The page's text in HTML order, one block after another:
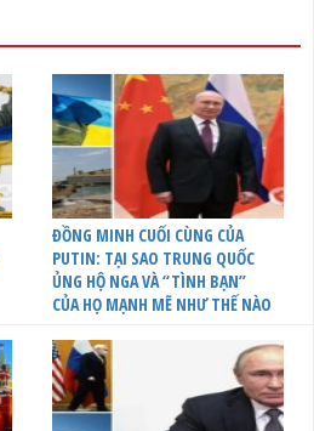
ĐỒNG MINH CUỐI CÙNG CỦA
PUTIN: TẠI SAO TRUNG QUỐC
ỦNG HỘ NGA VÀ “TÌNH BẠN”
CỦA HỌ MẠNH MẼ NHƯ THẾ NÀO